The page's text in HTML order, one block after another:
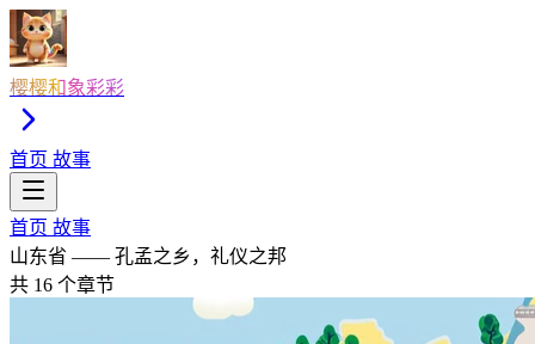
樱樱和象彩彩
首页 故事
首页 故事
山东省 —— 孔孟之乡，礼仪之邦
共 16 个章节